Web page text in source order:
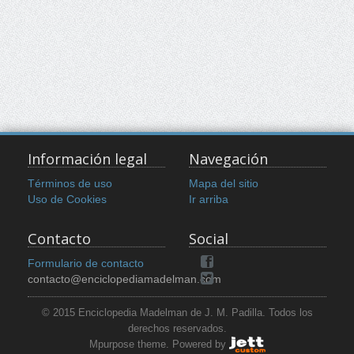
Información legal
Términos de uso
Uso de Cookies
Navegación
Mapa del sitio
Ir arriba
Contacto
Formulario de contacto
contacto@enciclopediamadelman.com
Social
© 2015 Enciclopedia Madelman de J. M. Padilla. Todos los
derechos reservados.
Mpurpose theme. Powered by